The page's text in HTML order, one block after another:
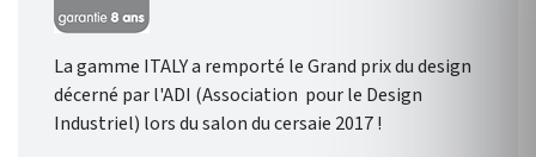
La gamme ITALY a remporté le Grand prix du design
décerné par l'ADI (Association pour le Design
Industriel) lors du salon du cersaie 2017 !